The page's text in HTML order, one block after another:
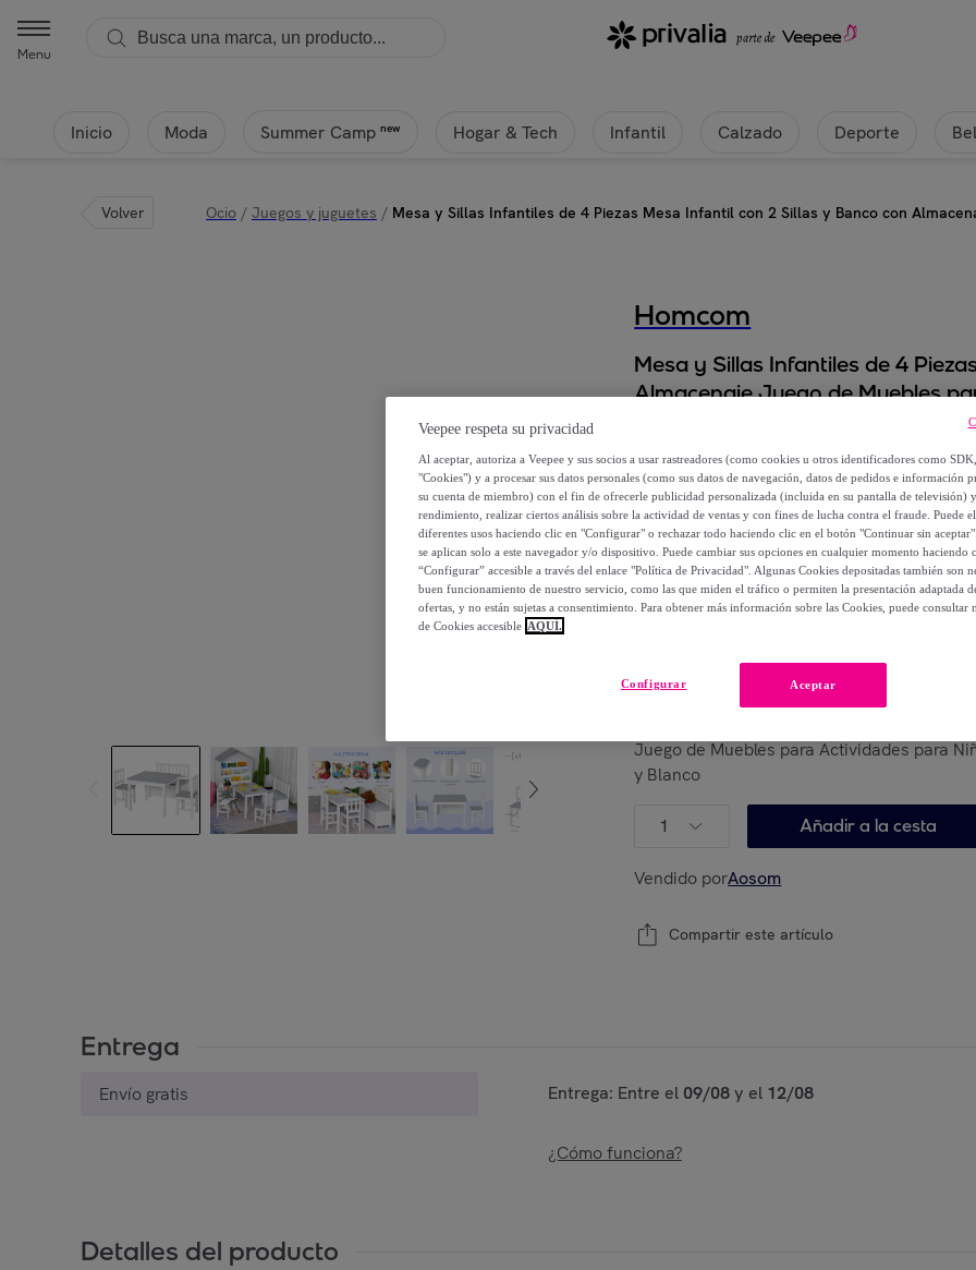
Menu
Inicio Moda Summer Camp new Hogar & Tech Infantil Calzado Deporte
Volver Ocio / Juegos y juguetes / Mesa y Sillas Infantiles de 4 Piezas Mesa Infantil con 2 Sillas y Banco con
Homcom
Mesa y Sillas Infantiles de 4
Almacenaje Juego de Muebles
para Dormitorio Sala de Juegos
104,99 €
162,99 €
-35 %
Posible recogida de tu antiguo producto,ver
Mesa y Sillas Infantiles de 4
Juego de Muebles para Actividades para
y Blanco
1 Añadir a la cesta
Vendido porAosom
Compartir este artículo
Entrega
Envío gratis Entrega: Entre el 09/08y el 12/08
¿Cómo funciona?
Detalles del producto
Veepee respeta su privacidad
Al aceptar, autoriza a Veepee y sus socios a usar rastreadores (como cookies u otros identificadores como
"Cookies") y a procesar sus datos personales (como sus datos de navegación, datos de pedidos e información
su cuenta de miembro) con el fin de ofrecerle publicidad personalizada (incluida en su pantalla de televisión)
rendimiento, realizar ciertos análisis sobre la actividad de ventas y con fines de lucha contra el fraude. Puede
diferentes usos haciendo clic en "Configurar" o rechazar todo haciendo clic en el botón "Continuar sin
se aplican solo a este navegador y/o dispositivo. Puede cambiar sus opciones en cualquier momento haciendo
“Configurar” accesible a través del enlace "Política de Privacidad". Algunas Cookies depositadas también son
buen funcionamiento de nuestro servicio, como las que miden el tráfico o permiten la presentación adaptada
ofertas, y no están sujetas a consentimiento. Para obtener más información sobre las Cookies, puede consultar
de Cookies accesible AQUÍ.
Aceptar
Configurar